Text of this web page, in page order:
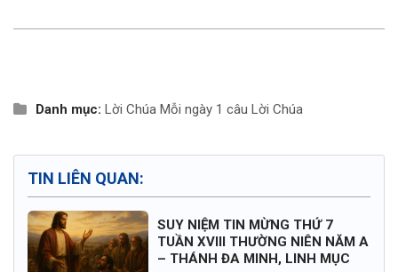
Danh mục: Lời Chúa Mỗi ngày 1 câu Lời Chúa
TIN LIÊN QUAN:
SUY NIỆM TIN MỪNG THỨ 7
TUẦN XVIII THƯỜNG NIÊN NĂM A
– THÁNH ĐA MINH, LINH MỤC